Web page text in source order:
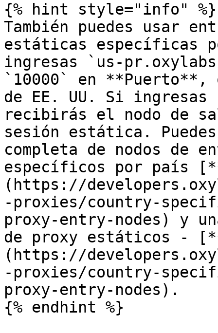
{% hint style="info" %}
También puedes usar
estáticas específicas
ingresas `us-
`10000` en **Puerto**,
de EE. UU. Si
recibirás el nodo de
sesión estática.
completa de nodos de
específicos por país
(https://
-proxies/country-
proxy-entry-nodes) y
de proxy estáticos -
(https://
-proxies/country-
proxy-entry-nodes).
{% endhint %}